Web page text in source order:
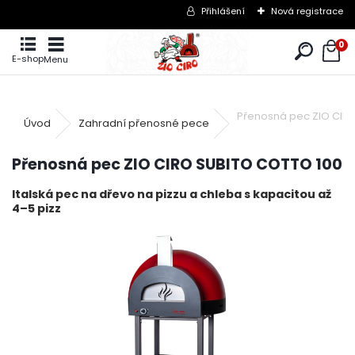
Přihlášení Nová registrace
E-shopMenu
0
Úvod Zahradní přenosné pece
Přenosná pec ZIO
Přenosná pec ZIO CIRO SUBITO COTTO 100
Italská pec na dřevo na pizzu a chleba s kapacitou až
4–5 pizz